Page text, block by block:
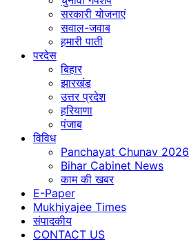
सरकारी योजनाएं
सवाल-जवाब
हमारी पाती
परदेस
बिहार
झारखंड
उत्तर प्रदेश
हरियाणा
पंजाब
विविध
Panchayat Chunav 2026
Bihar Cabinet News
काम की खबर
E-Paper
Mukhiyajee Times
संपादकीय
CONTACT US